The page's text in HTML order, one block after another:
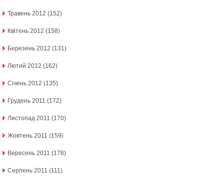
Травень 2012 (152)
Квітень 2012 (158)
Березень 2012 (131)
Лютий 2012 (162)
Січень 2012 (135)
Грудень 2011 (172)
Листопад 2011 (170)
Жовтень 2011 (159)
Вересень 2011 (178)
Серпень 2011 (111)